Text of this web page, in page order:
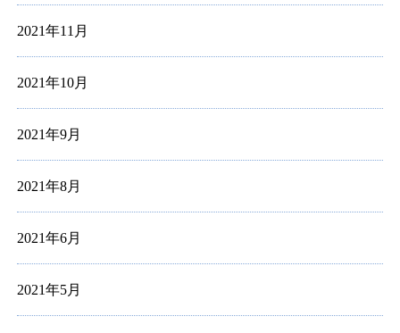
2021年11月
2021年10月
2021年9月
2021年8月
2021年6月
2021年5月